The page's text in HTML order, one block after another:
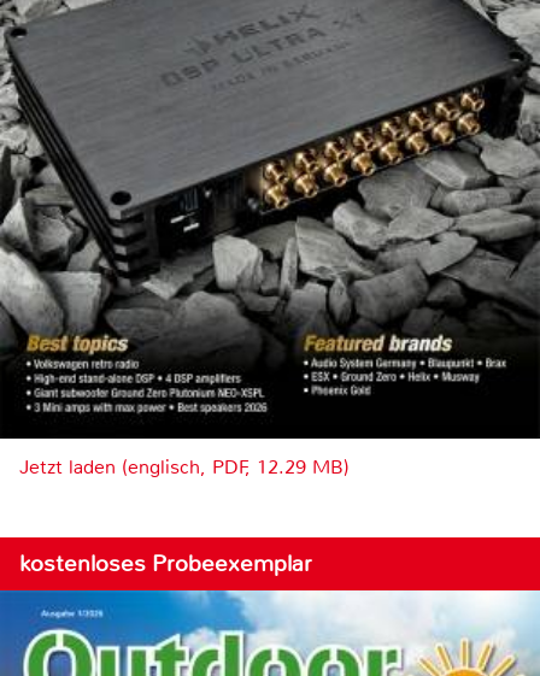
Jetzt laden (englisch, PDF, 12.29 MB)
kostenloses Probeexemplar